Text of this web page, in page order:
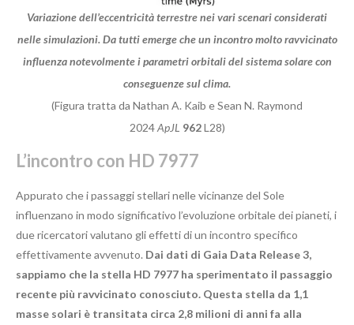
Variazione dell’eccentricità terrestre nei vari scenari considerati
nelle simulazioni. Da tutti emerge che un incontro molto ravvicinato
influenza notevolmente i parametri orbitali del sistema solare con
conseguenze sul clima.
(Figura tratta da Nathan A. Kaib e Sean N. Raymond
2024ApJL 962L28)
L’incontro con HD 7977
Appurato che i passaggi stellari nelle vicinanze del Sole
influenzano in modo significativo l’evoluzione orbitale dei pianeti, i
due ricercatori valutano gli effetti di un incontro specifico
effettivamente avvenuto. Dai dati di Gaia Data Release 3,
sappiamo che la stella HD 7977 ha sperimentato il passaggio
recente più ravvicinato conosciuto. Questa stella da 1,1
masse solari è transitata circa 2,8 milioni di anni fa alla